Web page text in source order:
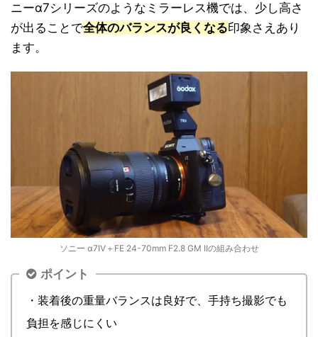
ニーα7シリーズのようなミラーレス機では、少し高さ
が出ることで全体のバランスが良くなる印象さえあり
ます。
ソニー α7IV＋FE 24-70mm F2.8 GM IIの組み合わせ
ポイント
・装着後の重量バランスは良好で、手持ち撮影でも
負担を感じにくい